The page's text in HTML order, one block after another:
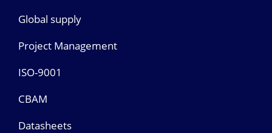
Global supply
Project Management
ISO-9001
CBAM
Datasheets